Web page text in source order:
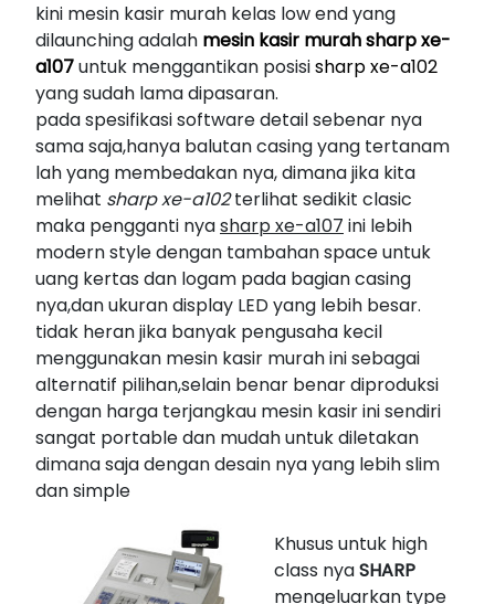
kini mesin kasir murah kelas low end yang
dilaunching adalah mesin kasir murah sharp xe-
a107untuk menggantikan posisisharp xe-a102
yang sudah lama dipasaran.
pada spesifikasi software detail sebenar nya
sama saja,hanya balutan casing yang tertanam
lah yang membedakan nya, dimana jika kita
melihat sharp xe-a102terlihat sedikit clasic
maka pengganti nyasharp xe-a107 ini lebih
modern style dengan tambahan space untuk
uang kertas dan logam pada bagian casing
nya,dan ukuran display LED yang lebih besar.
tidak heran jika banyak pengusaha kecil
menggunakan mesin kasir murah ini sebagai
alternatif pilihan,selain benar benar diproduksi
dengan harga terjangkau mesin kasir ini sendiri
sangat portable dan mudah untuk diletakan
dimana saja dengan desain nya yang lebih slim
dan simple
Khusus untuk high
class nyaSHARP
mengeluarkan type